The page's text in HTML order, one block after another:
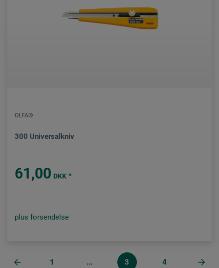
OLFA®
300 Universalkniv
61,00 DKK *
plus forsendelse
1 ... 3 4